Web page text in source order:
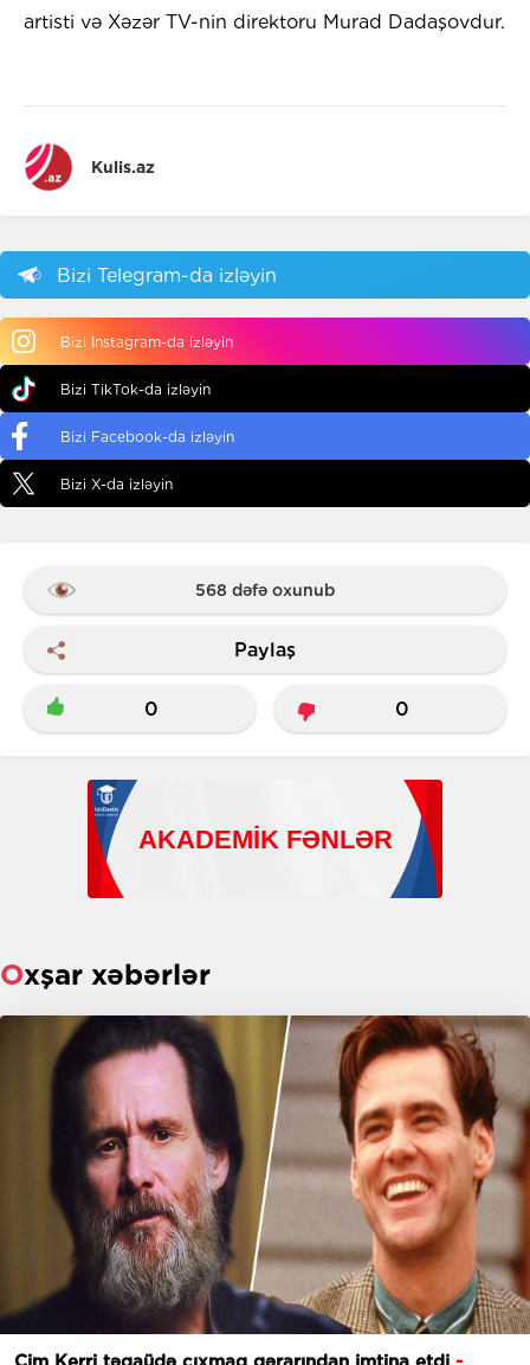
artisti və Xəzər TV-nin direktoru Murad Dadaşovdur.
Kulis.az
Bizi Telegram-da izləyin
Bizi Instagram-da izləyin
Bizi TikTok-da izləyin
Bizi Facebook-da izləyin
Bizi X-da izləyin
568 dəfə oxunub
Paylaş
0 0
Oxşar xəbərlər